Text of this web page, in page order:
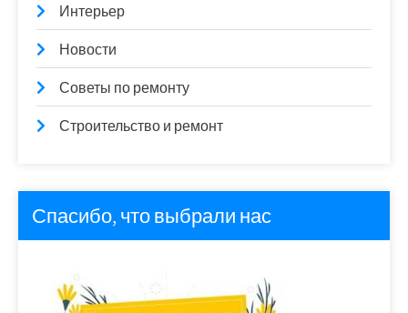
Интерьер
Новости
Советы по ремонту
Строительство и ремонт
Спасибо, что выбрали нас